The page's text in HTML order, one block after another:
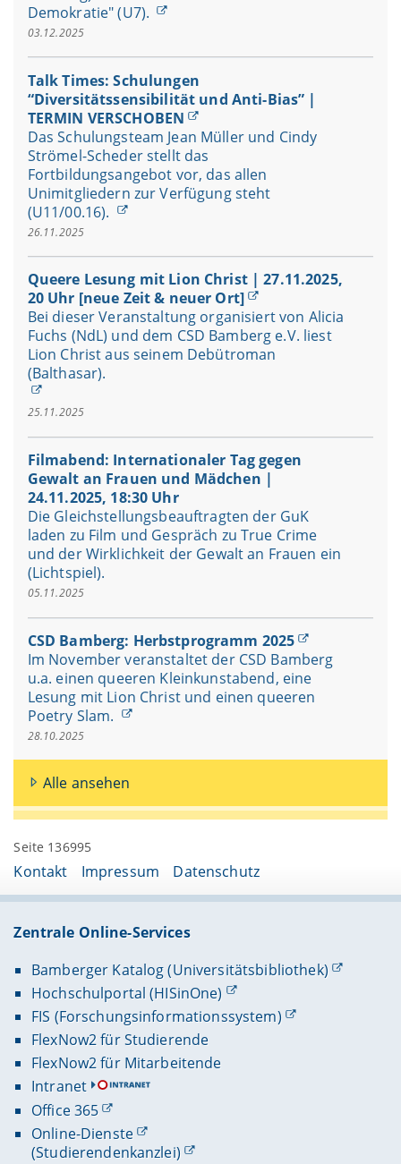
Demokratie" (U7).
03.12.2025
Talk Times: Schulungen
“Diversitätssensibilität und Anti-Bias” |
TERMIN VERSCHOBEN
Das Schulungsteam Jean Müller und Cindy
Strömel-Scheder stellt das
Fortbildungsangebot vor, das allen
Unimitgliedern zur Verfügung steht
(U11/00.16).
26.11.2025
Queere Lesung mit Lion Christ | 27.11.2025,
20 Uhr [neue Zeit & neuer Ort]
Bei dieser Veranstaltung organisiert von Alicia
Fuchs (NdL) und dem CSD Bamberg e.V. liest
Lion Christ aus seinem Debütroman
(Balthasar).
25.11.2025
Filmabend: Internationaler Tag gegen
Gewalt an Frauen und Mädchen |
24.11.2025, 18:30 Uhr
Die Gleichstellungsbeauftragten der GuK
laden zu Film und Gespräch zu True Crime
und der Wirklichkeit der Gewalt an Frauen ein
(Lichtspiel).
05.11.2025
CSD Bamberg: Herbstprogramm 2025
Im November veranstaltet der CSD Bamberg
u.a. einen queeren Kleinkunstabend, eine
Lesung mit Lion Christ und einen queeren
Poetry Slam.
28.10.2025
Alle ansehen
Seite 136995
Kontakt Impressum Datenschutz
Zentrale Online-Services
Bamberger Katalog (Universitätsbibliothek)
Hochschulportal (HISinOne)
FIS (Forschungsinformationssystem)
FlexNow2 für Studierende
FlexNow2 für Mitarbeitende
Intranet
Office 365
Online-Dienste
(Studierendenkanzlei)